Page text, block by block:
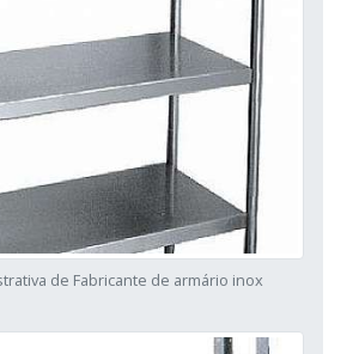
de Fabricante de armário inox